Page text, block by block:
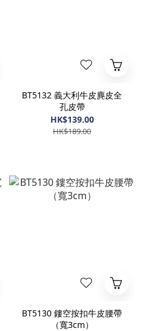
BT5132 義大利牛皮麂皮全
孔皮帶
HK$139.00
HK$189.00
BT5130 鏤空按扣牛皮腰帶
（寬3cm）